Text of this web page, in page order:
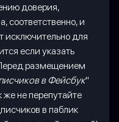
доверия,
соответственно, и
исключительно для
если указать
размещением
в Фейсбук"
же не перепутайте
в паблик